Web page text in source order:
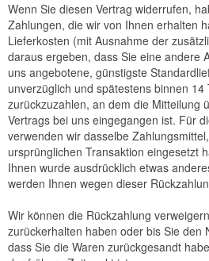
Wenn Sie diesen Vertrag widerrufen,
Zahlungen, die wir von Ihnen erhalten
Lieferkosten (mit Ausnahme der
daraus ergeben, dass Sie eine andere
uns angebotene, günstigste
unverzüglich und spätestens binnen 14
zurückzuzahlen, an dem die Mitteilung
Vertrags bei uns eingegangen ist. Für
verwenden wir dasselbe
ursprünglichen Transaktion eingesetzt
Ihnen wurde ausdrücklich etwas
werden Ihnen wegen dieser
Wir können die Rückzahlung
zurückerhalten haben oder bis Sie den
dass Sie die Waren zurückgesandt